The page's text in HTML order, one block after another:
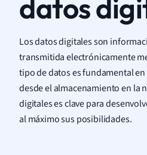
datos
Los datos digitales son
transmitida electrónicamente
tipo de datos es fundamental
desde el almacenamiento en la
digitales es clave para
al máximo sus posibilidades.